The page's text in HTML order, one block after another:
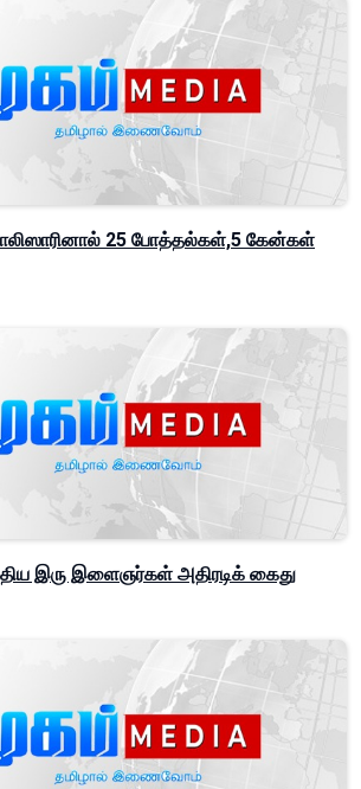
25 போத்தல்கள்,5 கேன்கள்
இரு இளைஞர்கள் அதிரடிக் கைது